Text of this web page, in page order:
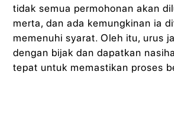
tidak semua permohonan akan
merta, dan ada kemungkinan ia
memenuhi syarat. Oleh itu, urus
dengan bijak dan dapatkan
tepat untuk memastikan proses